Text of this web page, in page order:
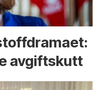
avgiftskutt